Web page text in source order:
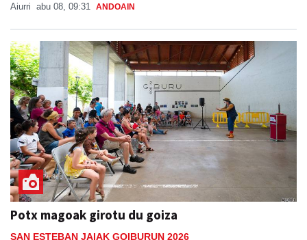
Aiurri abu 08, 09:31 ANDOAIN
Potx magoak girotu du goiza
SAN ESTEBAN JAIAK GOIBURUN 2026